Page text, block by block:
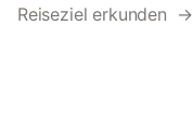
Reiseziel erkunden →